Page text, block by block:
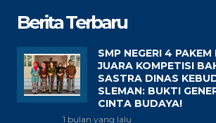
Berita Terbaru
SMP NEGERI 4
JUARA KOMPETISI
SASTRA DINAS
SLEMAN: BUKTI
CINTA BUDAYA!
1 bulan yang lalu